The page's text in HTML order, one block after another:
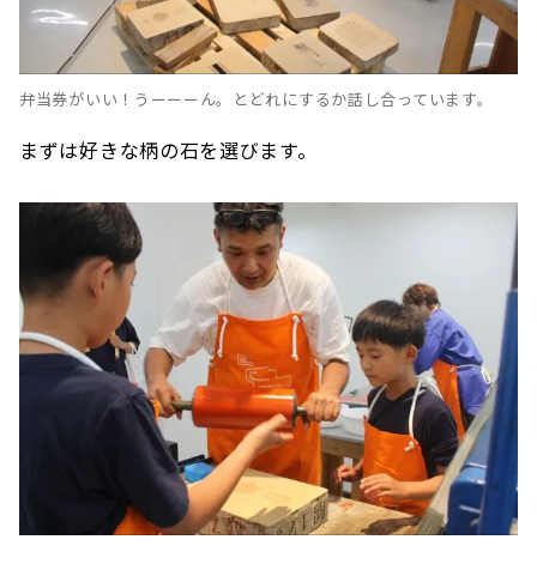
弁当券がいい！うーーーん。とどれにするか話し合っています。
まずは好きな柄の石を選びます。